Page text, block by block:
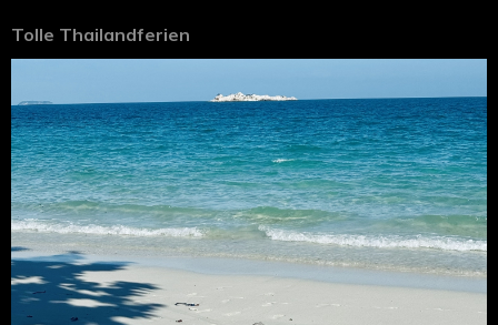
Tolle Thailandferien